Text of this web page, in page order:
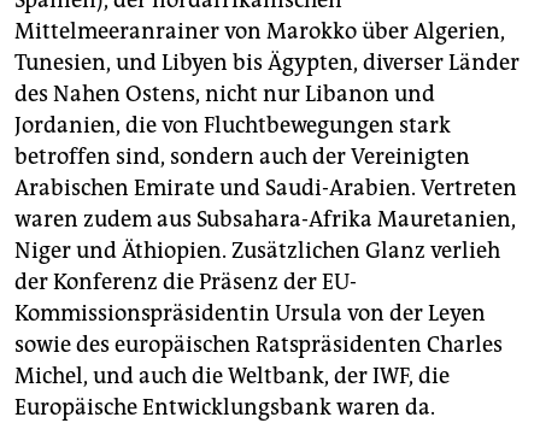
Mittelmeeranrainer von Marokko über Algerien,
Tunesien, und Libyen bis Ägypten, diverser Länder
des Nahen Ostens, nicht nur Libanon und
Jordanien, die von Fluchtbewegungen stark
betroffen sind, sondern auch der Vereinigten
Arabischen Emirate und Saudi-Arabien. Vertreten
waren zudem aus Subsahara-Afrika Mauretanien,
Niger und Äthiopien. Zusätzlichen Glanz verlieh
der Konferenz die Präsenz der EU-
Kommissionspräsidentin Ursula von der Leyen
sowie des europäischen Ratspräsidenten Charles
Michel, und auch die Weltbank, der IWF, die
Europäische Entwicklungsbank waren da.